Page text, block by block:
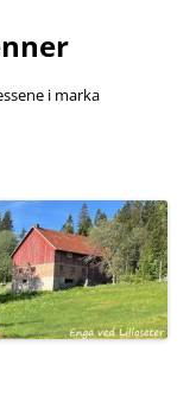
i marka